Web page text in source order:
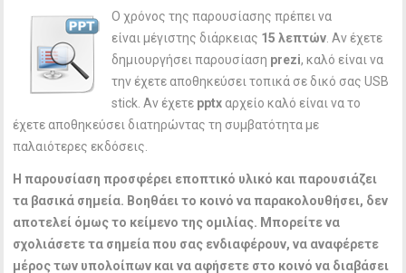
Ο χρόνος της παρουσίασης πρέπει να
είναι μέγιστης διάρκειας 15 λεπτών. Αν έχετε
δημιουργήσει παρουσίαση prezi, καλό είναι να
την έχετε αποθηκεύσει τοπικά σε δικό σας USB
stick. Αν έχετε pptxαρχείο καλό είναι να το
έχετε αποθηκεύσει διατηρώντας τη συμβατότητα με
παλαιότερες εκδόσεις.
Η παρουσίαση προσφέρει εποπτικό υλικό και παρουσιάζει
τα βασικά σημεία. Βοηθάει το κοινό να παρακολουθήσει, δεν
αποτελεί όμως το κείμενο της ομιλίας. Μπορείτε να
σχολιάσετε τα σημεία που σας ενδιαφέρουν, να αναφέρετε
μέρος των υπολοίπων και να αφήσετε στο κοινό να διαβάσει